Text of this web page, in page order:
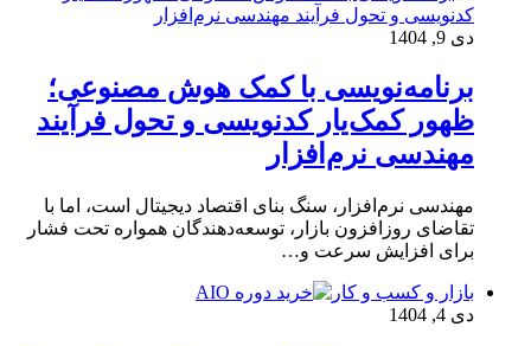
دی 9, 1404
برنامه‌نویسی با کمک هوش مصنوعی؛
ظهور کمک‌یار کدنویسی و تحول فرآیند
مهندسی نرم‌افزار
مهندسی نرم‌افزار، سنگ بنای اقتصاد دیجیتال است، اما با
تقاضای روزافزون بازار، توسعه‌دهندگان همواره تحت فشار
برای افزایش سرعت و…
بازار و کسب و کار
دی 4, 1404